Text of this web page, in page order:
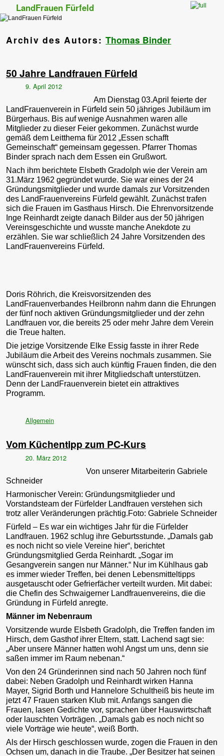
LandFrauen Fürfeld
Archiv des Autors:Thomas Binder
50 Jahre Landfrauen Fürfeld
9. April 2012
Am Dienstag 03.April feierte der
LandFrauenverein in Fürfeld sein 50 jähriges Jubiläum im
Bürgerhaus. Bis auf wenige Ausnahmen waren alle
Mitglieder zu dieser Feier gekommen. Zunächst wurde
gemäß dem Leitthema für 2012 „Essen schafft
Gemeinschaft“ gemeinsam gegessen. Pfarrer Thomas
Binder sprach nach dem Essen ein Grußwort.
Nach ihm berichtete Elsbeth Gradolph wie der Verein am
31.März 1962 gegründet wurde. Sie war eines der 24
Gründungsmitglieder und wurde damals zur Vorsitzenden
des LandFrauenvereins Fürfeld gewählt. Zunächst trafen
sich die Frauen im Gasthaus Hirsch. Die Ehrenvorsitzende
Inge Reinhardt zeigte danach Bilder aus der 50 jährigen
Vereinsgeschichte und wusste manche Anekdote zu
erzählen. Sie war schließlich 24 Jahre Vorsitzenden des
LandFrauenvereins Fürfeld.
Doris Röhrich, die Kreisvorsitzenden des
LandFrauenverbandes Heilbronn nahm dann die Ehrungen
der fünf noch aktiven Gründungsmitglieder und der zehn
Landfrauen vor, die bereits 25 oder mehr Jahre dem Verein
die Treue halten.
Die jetzige Vorsitzende Elke Essig fasste in ihrer Rede
Jubiläum die Arbeit des Vereins nochmals zusammen. Sie
wünscht sich, dass sich auch künftig Frauen finden, die den
LandFrauenverein mit ihrer Mitgliedschaft unterstützen.
Denn der LandFrauenverein bietet ein attraktives
Programm.
Allgemein
Vom Küchentipp zum PC-Kurs
20. März 2012
Von unserer Mitarbeiterin Gabriele
Schneider
Harmonischer Verein: Gründungsmitglieder und
Vorstandsteam der Fürfelder Landfrauen verstehen sich
trotz aller Veränderungen prächtig.Foto: Gabriele Schneider
Fürfeld – Es war ein wichtiges Jahr für die Fürfelder
Landfrauen. 1962 schlug ihre Geburtsstunde. „Damals gab
es noch nicht so viele Vereine hier“, berichtet
Gründungsmitglied Gerda Reinhardt. „Sogar im
Gesangverein sangen nur Männer.“ Nur im Kühlhaus gab
es immer wieder Treffen, bei denen Lebensmitteltipps
ausgetauscht oder Gefrierfächer verteilt wurden. Mit dabei:
die Chefin des Schwaigerner Landfrauenvereins, die die
Gründung in Fürfeld anregte.
Männer im Nebenraum
Vorsitzende wurde Elsbeth Gradolph, die Treffen fanden im
Hirsch, dem Gasthof ihrer Eltern, statt. Lachend sagt sie:
„Aber unsere Männer hatten wohl Angst um uns, denn sie
saßen immer im Raum nebenan.“
Von den 24 Gründerinnen sind nach 50 Jahren noch fünf
dabei: Neben Gradolph und Reinhardt wirken Hanna
Mayer, Sigrid Borth und Hannelore Schultheiß bis heute im
jetzt 47 Frauen starken Klub mit. Anfangs sangen die
Frauen, lasen Gedichte vor, sprachen über Hauswirtschaft
oder lauschten Vorträgen. „Damals gab es noch nicht so
viele Vorträge wie heute“, weiß Borth.
Als der Hirsch geschlossen wurde, zogen die Frauen in den
Ochsen um, danach in die Traube. „Der Besitzer hat seinen